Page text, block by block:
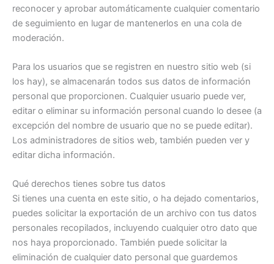
reconocer y aprobar automáticamente cualquier comentario
de seguimiento en lugar de mantenerlos en una cola de
moderación.
Para los usuarios que se registren en nuestro sitio web (si
los hay), se almacenarán todos sus datos de información
personal que proporcionen. Cualquier usuario puede ver,
editar o eliminar su información personal cuando lo desee (a
excepción del nombre de usuario que no se puede editar).
Los administradores de sitios web, también pueden ver y
editar dicha información.
Qué derechos tienes sobre tus datos
Si tienes una cuenta en este sitio, o ha dejado comentarios,
puedes solicitar la exportación de un archivo con tus datos
personales recopilados, incluyendo cualquier otro dato que
nos haya proporcionado. También puede solicitar la
eliminación de cualquier dato personal que guardemos